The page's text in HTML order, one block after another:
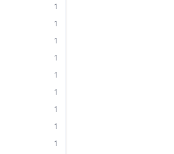
1
1
1
1
1
1
1
1
1